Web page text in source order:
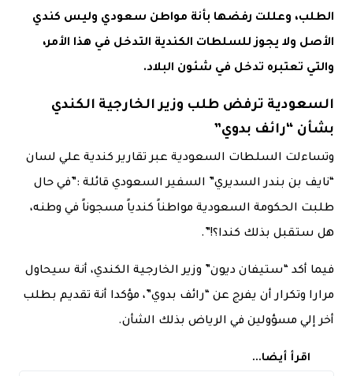
الطلب، وعللت رفضها بأنة مواطن سعودي وليس كندي
الأصل ولا يجوز للسلطات الكندية التدخل في هذا الأمر،
والتي تعتبره تدخل في شئون البلاد.
السعودية ترفض طلب وزير الخارجية الكندي
بشأن “رائف بدوي”
وتساءلت السلطات السعودية عبر تقارير كندية علي لسان
“نايف بن بندر السديري” السفير السعودي قائلة :”في حال
طلبت الحكومة السعودية مواطناً كندياً مسجوناً في وطنه،
هل ستقبل بذلك كندا؟!”.
فيما أكد “ستيفان ديون” وزير الخارجية الكندي، أنة سيحاول
مرارا وتكرار أن يفرج عن “رائف بدوي”، مؤكدا أنة تقديم بطلب
أخر إلي مسؤولين في الرياض بذلك الشأن.
اقرأ أيضا...